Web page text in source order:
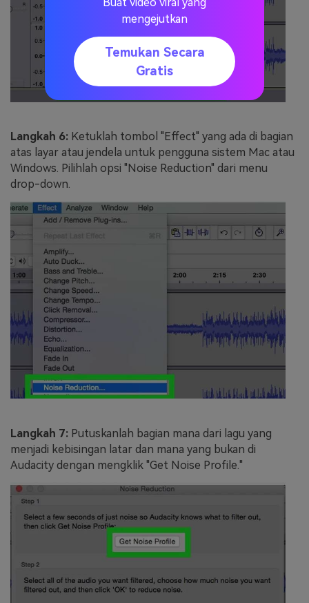
Langkah 6: Ketuklah tombol "Effect" yang ada di bagian
atas layar atau jendela untuk pengguna sistem Mac atau
Windows. Pilihlah opsi "Noise Reduction" dari menu
drop-down.
Langkah 7: Putuskanlah bagian mana dari lagu yang
menjadi kebisingan latar dan mana yang bukan di
Audacity dengan mengklik "Get Noise Profile."
mengejutkan
Temukan Secara
Gratis